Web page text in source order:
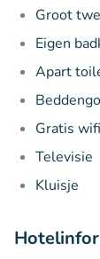
Groot
Eigen
Apart
Gratis wifi
Televisie
Kluisje